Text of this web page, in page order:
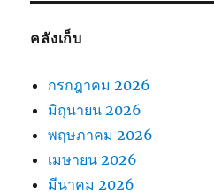
คลังเก็บ
กรกฎาคม 2026
มิถุนายน 2026
พฤษภาคม 2026
เมษายน 2026
มีนาคม 2026